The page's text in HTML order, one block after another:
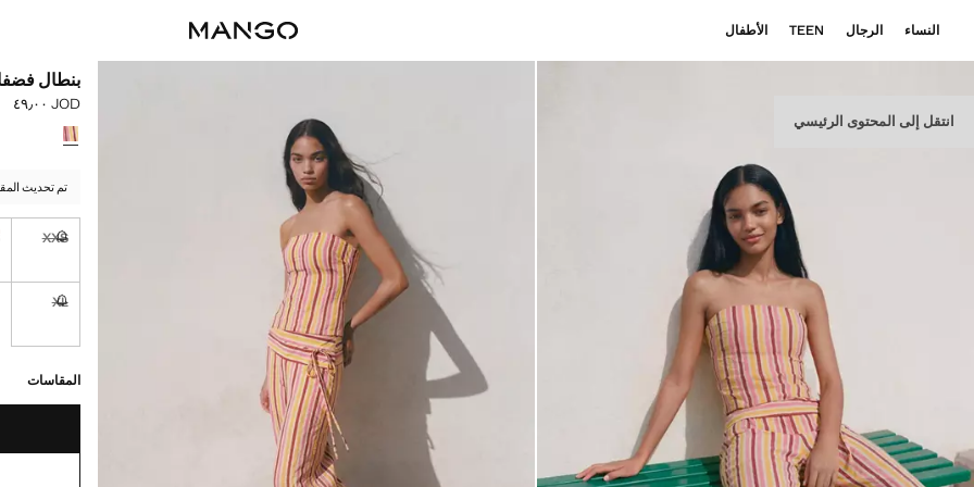
انتقل إلى المحتوى الرئيسي
النساء الرجال TEEN الأطفال
بنطال
السعر الحالي [JOD ٤٩٫٠٠ ]
JOD ٤٩٫٠٠
حدد اللون
تم تحديث
XXS
غير متوفر.
XL
المقاسات